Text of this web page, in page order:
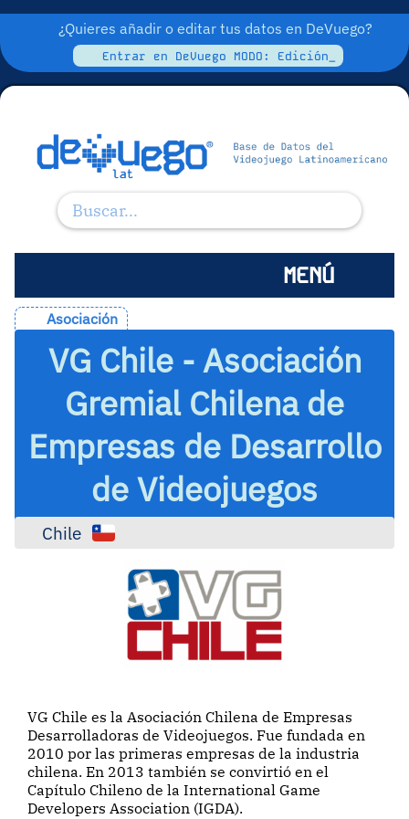
¿Quieres añadir o editar tus datos en DeVuego?
Entrar en DeVuego MODO: Edición_
MENÚ
Asociación
VG Chile - Asociación
Gremial Chilena de
Empresas de Desarrollo
de Videojuegos
Chile
VG Chile es la Asociación Chilena de Empresas
Desarrolladoras de Videojuegos. Fue fundada en
2010 por las primeras empresas de la industria
chilena. En 2013 también se convirtió en el
Capítulo Chileno de la International Game
Developers Association (IGDA).